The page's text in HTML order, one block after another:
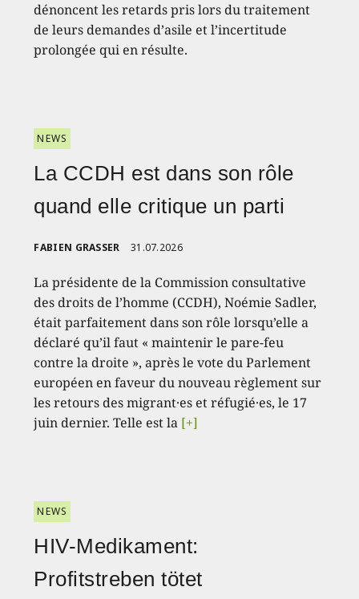
dénoncent les retards pris lors du traitement
de leurs demandes d’asile et l’incertitude
prolongée qui en résulte.
NEWS
La CCDH est dans son rôle
quand elle critique un parti
FABIEN GRASSER 31.07.2026
La présidente de la Commission consultative
des droits de l’homme (CCDH), Noémie Sadler,
était parfaitement dans son rôle lorsqu’elle a
déclaré qu’il faut « maintenir le pare-feu
contre la droite », après le vote du Parlement
européen en faveur du nouveau règlement sur
les retours des migrant·es et réfugié·es, le 17
juin dernier. Telle est la [+]
NEWS
HIV-Medikament:
Profitstreben tötet